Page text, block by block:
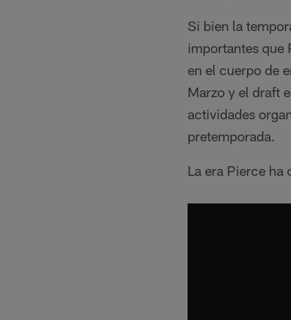
Si bien la
importantes que
en el cuerpo de
Marzo y el draft
actividades
pretemporada.
La era Pierce ha